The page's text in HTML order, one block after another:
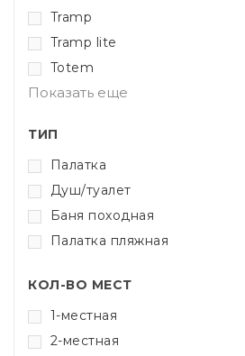
Tramp
Tramp lite
Totem
Показать еще
ТИП
Палатка
Душ/туалет
Баня походная
Палатка пляжная
КОЛ-ВО МЕСТ
1-местная
2-местная